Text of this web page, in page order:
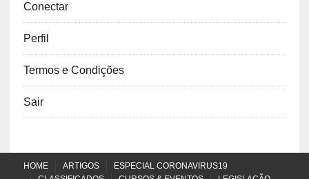
Conectar
Perfil
Termos e Condições
Sair
HOME ARTIGOS
ESPECIAL CORONAVIRUS19